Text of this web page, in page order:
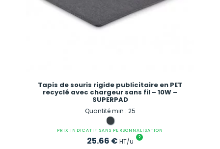
Tapis de souris rigide publicitaire en PET
recyclé avec chargeur sans fil – 10W –
SUPERPAD
Quantité min : 25
PRIX INDICATIF SANS PERSONNALISATION
25.66 € HT/u ?